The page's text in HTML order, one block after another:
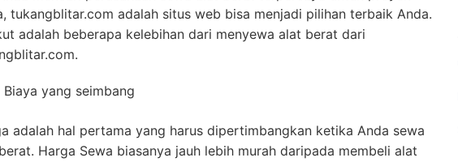
tukangblitar.com adalah situs web bisa menjadi pilihan terbaik Anda.
adalah beberapa kelebihan dari menyewa alat berat dari
Biaya yang seimbang
adalah hal pertama yang harus dipertimbangkan ketika Anda sewa
Harga Sewa biasanya jauh lebih murah daripada membeli alat